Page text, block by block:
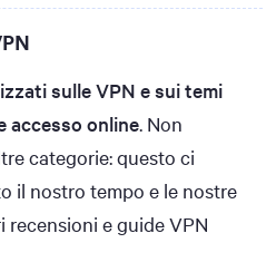
sulle VPN e sui temi
accesso online. Non
categorie: questo ci
il nostro tempo e le nostre
recensioni e guide VPN